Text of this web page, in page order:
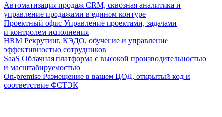
Автоматизация продаж CRM, сквозная аналитика и
управление продажами в едином контуре
Проектный офис Управление проектами, задачами
и контролем исполнения
HRM Рекрутинг, КЭДО, обучение и управление
эффективностью сотрудников
SaaS Облачная платформа с высокой производительностью
и масштабируемостью
On-premise Размещение в вашем ЦОД, открытый код и
соответствие ФСТЭК